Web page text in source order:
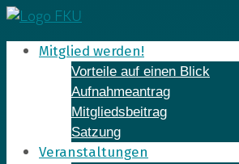
Skip
to
contentMitglied werden!
Vorteile auf einen Blick
Aufnahmeantrag
Mitgliedsbeitrag
Satzung
Veranstaltungen